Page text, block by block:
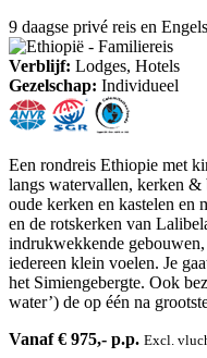
9 daagse privé reis en
Verblijf: Lodges, Hotels
Gezelschap: Individueel
Een rondreis Ethiopie met
langs watervallen, kerken
oude kerken en kastelen en
en de rotskerken van
indrukwekkende
iedereen klein voelen. Je
het Simiengebergte. Ook
water’) de op één na
Vanaf € 975,- p.p. Excl.